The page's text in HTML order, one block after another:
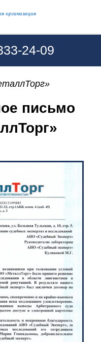
организация
24-09
письмо